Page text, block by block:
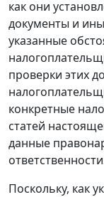
как они
документы и
указанные
проверки этих
конкретные
статей
данные
Поскольку, как